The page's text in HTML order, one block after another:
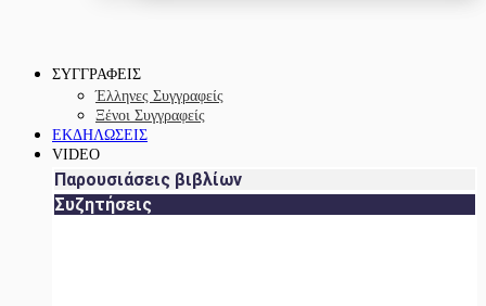
ΣΥΓΓΡΑΦΕΙΣ
Έλληνες Συγγραφείς
Ξένοι Συγγραφείς
ΕΚΔΗΛΩΣΕΙΣ
VIDEO
Παρουσιάσεις βιβλίων
Συζητήσεις